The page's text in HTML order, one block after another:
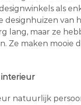
als
designhuizen van
lang, maar ze
Ze maken mooie
interieur
natuurlijk